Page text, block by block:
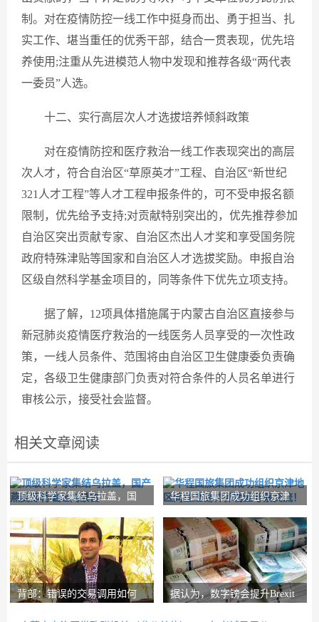
制。对在疫情防控一线工作中挺身而出、勇于担当、扎
实工作、堪当重任的优秀干部，结合一贯表现，优先培
养使用;注重从先进模范人物中发现和推荐各级“两代表
一委员”人选。
十二、实行高层次人才选拔培养倾斜政策
对在疫情防控和医疗救治一线工作表现突出的高层
次人才，符合自治区“草原英才”工程、自治区“新世纪
321人才工程”等人才工程申报条件的，可不受申报名额
限制，优先给予支持;对贡献特别突出的，优先推荐参加
自治区突出贡献专家、自治区杰出人才奖和享受国务院
政府特殊津贴等国家和自治区人才选拔奖励。申报自治
区级自然科学基金项目的，同等条件下优先立项支持。
据了解，12项具体措施属于内蒙古自治区直接参与
新冠肺炎疫情医疗救治的一线医务人员享受的一次性政
策，一线人员条件、范围将由自治区卫生健康委负责确
定，各级卫生健康部门负责对符合条件的人员名单进行
审核公示，接受社会监督。
相关文章阅读
顶级科学家集结乌拉盖，国
华程国旅集团成功组织京津
背部：错误的交易调用如何
据认为，数字镑会提升Brexit